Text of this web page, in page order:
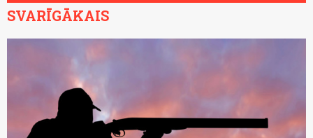
SVARĪGĀKAIS